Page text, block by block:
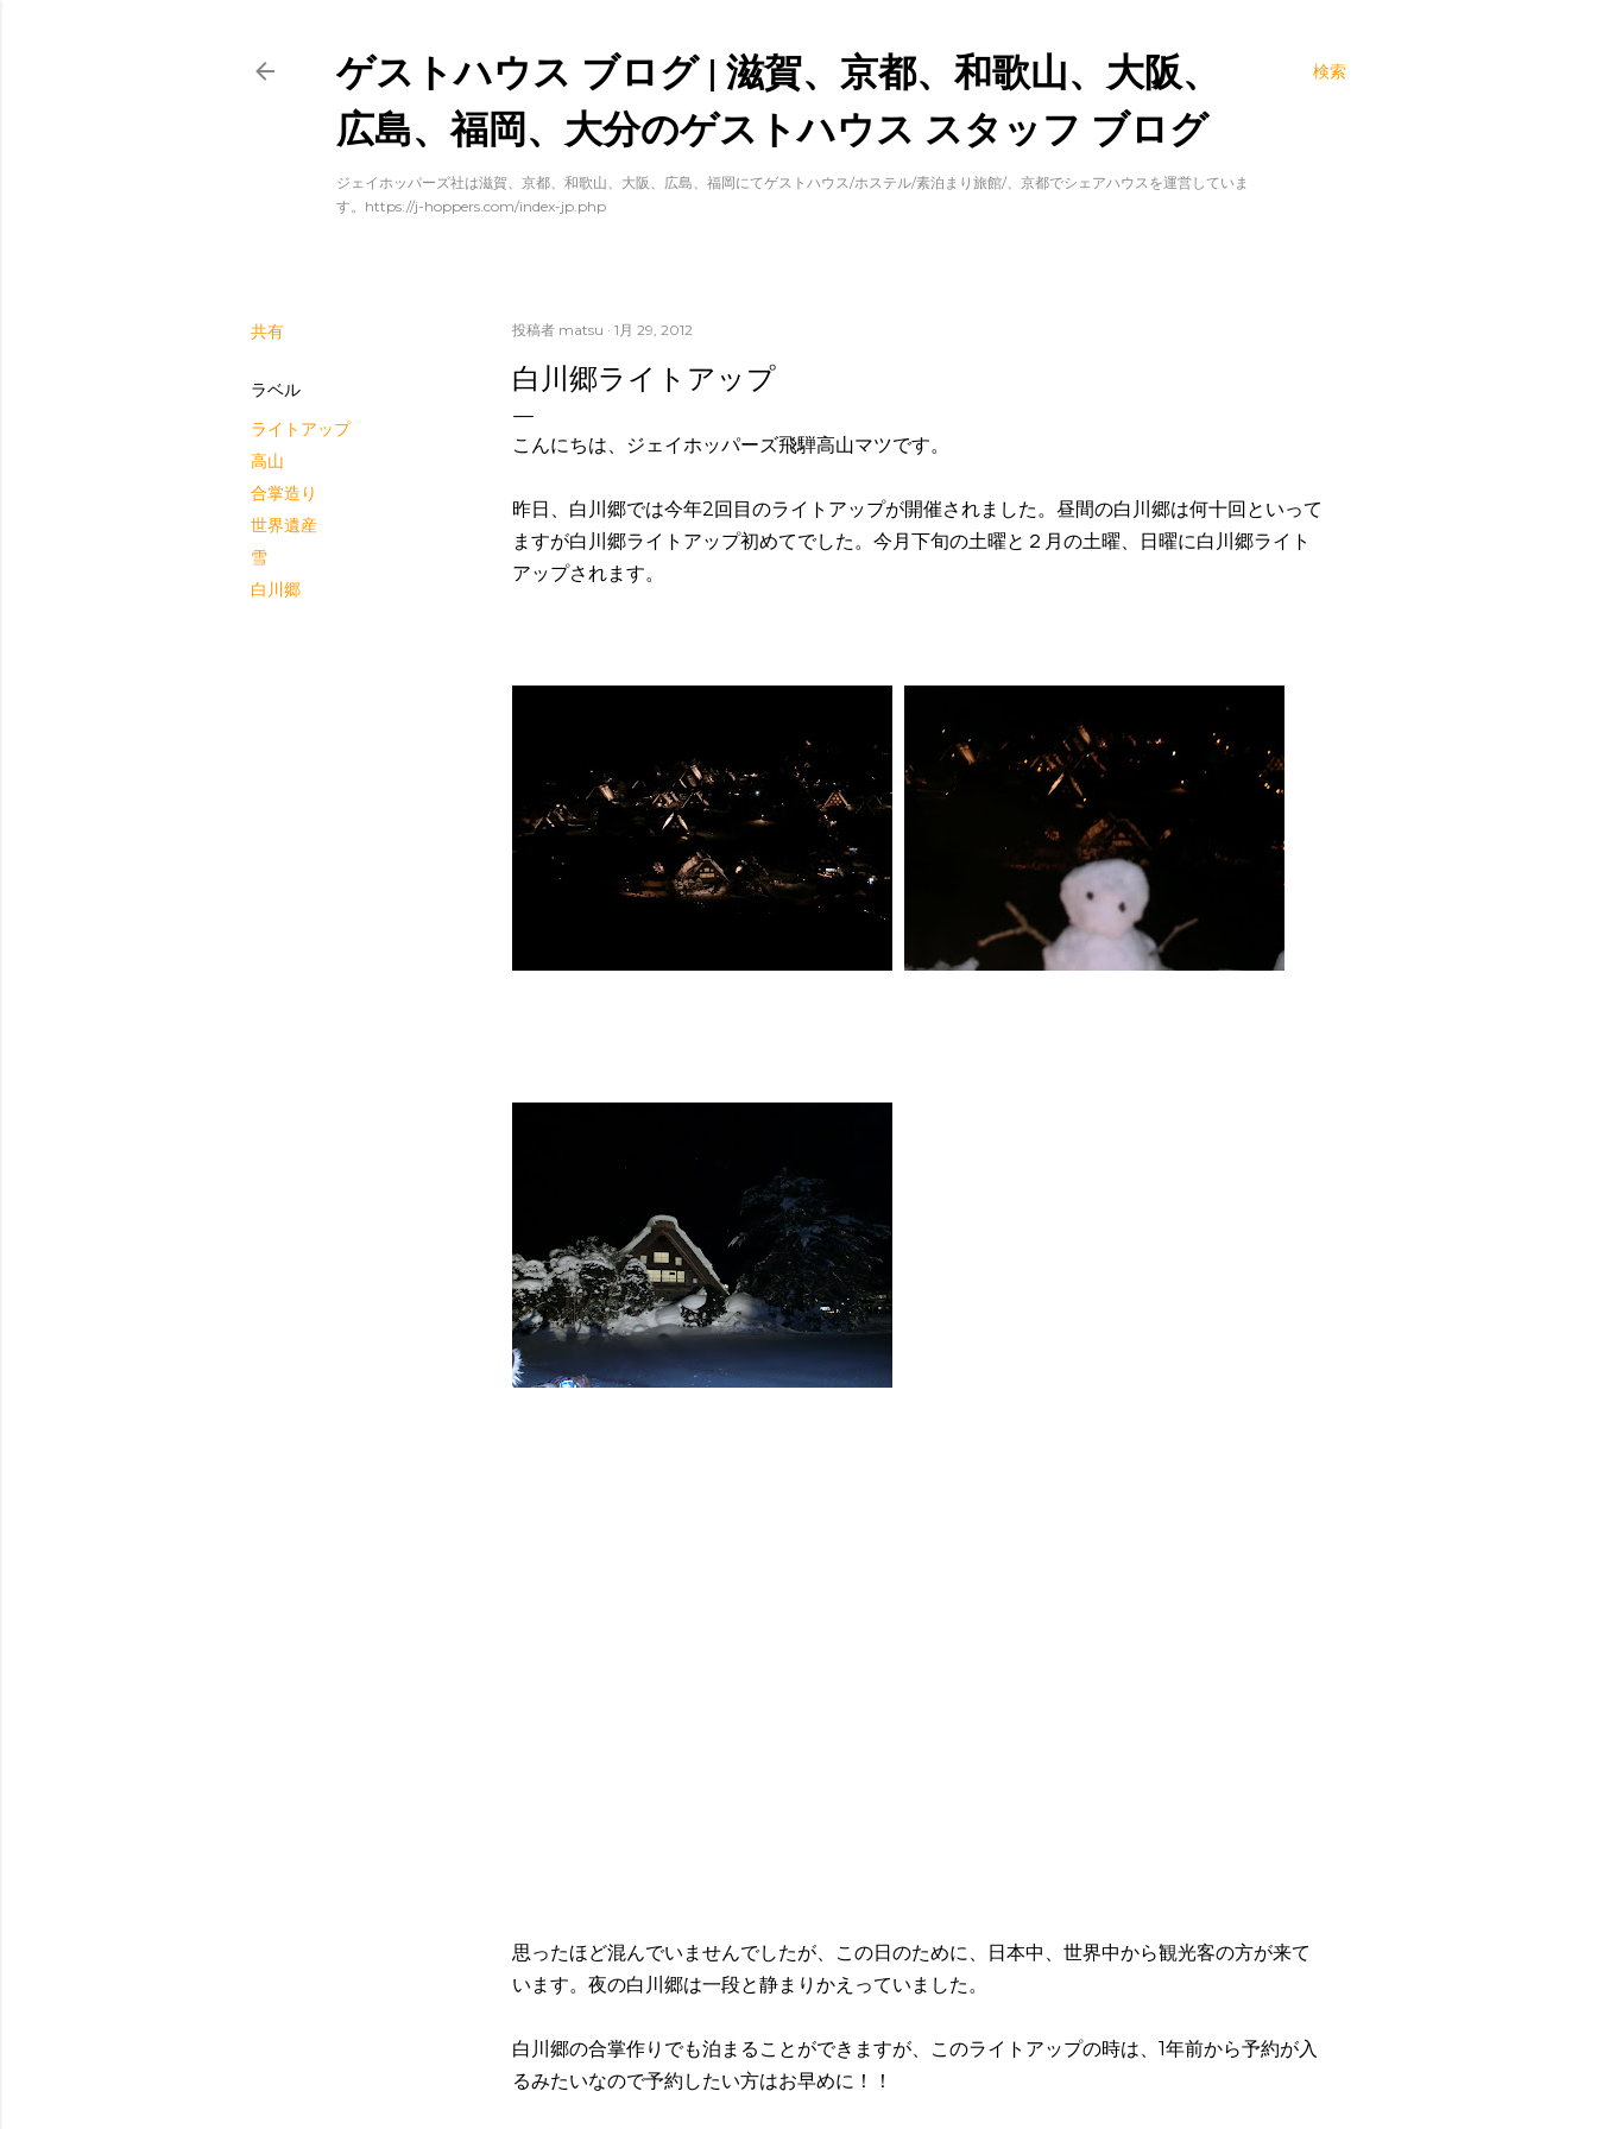
検索
ゲストハウス ブログ | 滋賀、京都、和歌山、大阪、
広島、福岡、大分のゲストハウス スタッフ ブログ
ジェイホッパーズ社は滋賀、京都、和歌山、大阪、広島、福岡にてゲストハウス/ホステル/素泊まり旅館/、京都でシェアハウスを運営していま
す。https://j-hoppers.com/index-jp.php
共有
ラベル
ライトアップ
高山
合掌造り
世界遺産
雪
白川郷
投稿者 matsu 1月 29, 2012
白川郷ライトアップ
こんにちは、ジェイホッパーズ飛騨高山マツです。
昨日、白川郷では今年2回目のライトアップが開催されました。昼間の白川郷は何十回といって
ますが白川郷ライトアップ初めてでした。今月下旬の土曜と２月の土曜、日曜に白川郷ライト
アップされます。
思ったほど混んでいませんでしたが、この日のために、日本中、世界中から観光客の方が来て
います。夜の白川郷は一段と静まりかえっていました。
白川郷の合掌作りでも泊まることができますが、このライトアップの時は、1年前から予約が入
るみたいなので予約したい方はお早めに！！